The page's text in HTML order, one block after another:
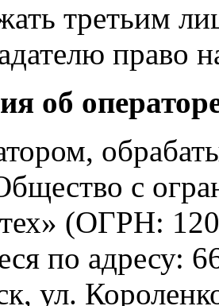
третьим
право
об
с
(ОГРН:
по адресу:
ул.